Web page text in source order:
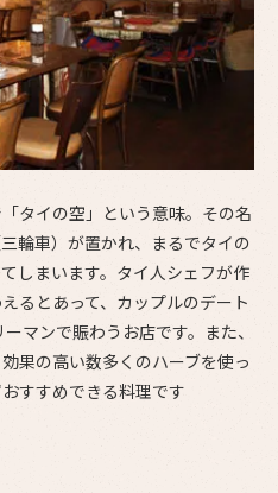
タイの空」という意味。その名
輪車）が置かれ、まるでタイの
しまいます。タイ人シェフが作
るとあって、カップルのデート
マンで賑わうお店です。また、
果の高い数多くのハーブを使っ
すすめできる料理です